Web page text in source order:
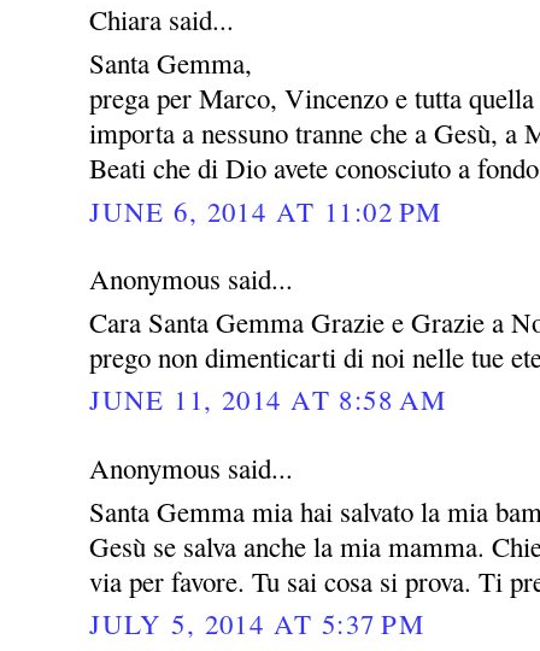
Chiara said...
Santa Gemma,
prega per Marco, Vincenzo e tutta
importa a nessuno tranne che a Gesù, a
Beati che di Dio avete conosciuto a
JUNE 6, 2014 AT 11:02 PM
Anonymous said...
Cara Santa Gemma Grazie e Grazie a
prego non dimenticarti di noi nelle tue
JUNE 11, 2014 AT 8:58 AM
Anonymous said...
Santa Gemma mia hai salvato la mia
Gesù se salva anche la mia mamma.
via per favore. Tu sai cosa si prova. Ti
JULY 5, 2014 AT 5:37 PM